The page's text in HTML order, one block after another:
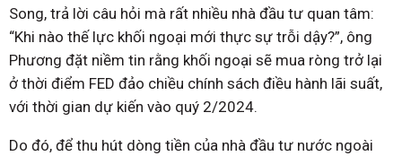
Song, trả lời câu hỏi mà rất nhiều nhà đầu tư quan tâm:
“Khi nào thế lực khối ngoại mới thực sự trỗi dậy?”, ông
Phương đặt niềm tin rằng khối ngoại sẽ mua ròng trở lại
ở thời điểm FED đảo chiều chính sách điều hành lãi suất,
với thời gian dự kiến vào quý 2/2024.
Do đó, để thu hút dòng tiền của nhà đầu tư nước ngoài